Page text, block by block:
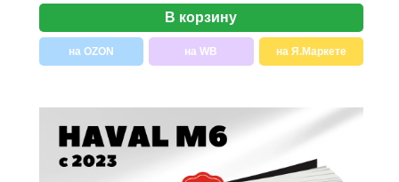
В корзину
на OZON на WB на Я.Маркете